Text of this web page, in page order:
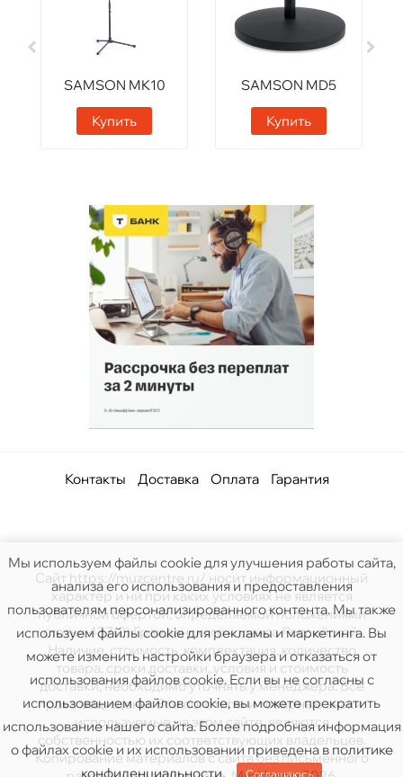
SAMSON MK10
Купить
SAMSON MD5
Купить
Контакты Доставка Оплата Гарантия
Сайт https://muzcentre.ru/ носит информационный
характер и ни при каких условиях не является
публичной офертой, определяемой положениями
статьи 437(2) Гражданского кодекса Российской.
Наличие, стоимость, комплектация, количество
товара, сроки доставки, условия и стоимость
доставки, необходимо уточнять у менеджера. Все
права защищены. Все логотипы и товарные знаки,
используемые на этом сайте, являются
собственностью их соответствующих владельцев.
Копирование материалов с сайта без письменного
Мы используем файлы cookie для улучшения работы сайта,
анализа его использования и предоставления
пользователям персонализированного контента. Мы также
используем файлы cookie для рекламы и маркетинга. Вы
можете изменить настройки браузера и отказаться от
использования файлов cookie. Если вы не согласны с
использованием файлов cookie, вы можете прекратить
использование нашего сайта. Более подробная информация
о файлах cookie и их использовании приведена в политике
конфиденциальности. Соглашаюсь